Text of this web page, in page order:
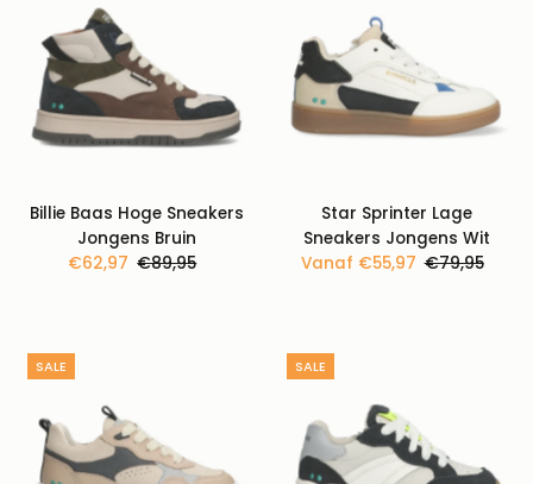
Best verkopende
Alfabetisch: A-Z
Alfabetisch: Z-A
Prijs: laag naar hoog
Datum: oud naar
nieuw
Datum: nieuw naar
Billie Baas Hoge Sneakers
Jongens Bruin
Kortingsprijs
€62,97 Normale
€89,95
Star Sprinter Lage
Sneakers Jongens Wit
Kortingsprijs
Vanaf €55,97 Normale
€79,95
SALE SALE